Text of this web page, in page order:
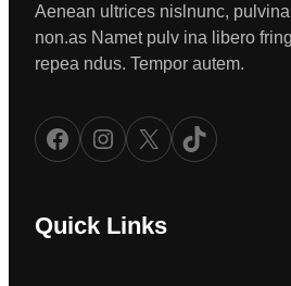
Aenean ultrices nislnunc,
non.as Namet pulv ina libero
repea ndus. Tempor autem.
Facebook Instagram X TikTok
Quick Links